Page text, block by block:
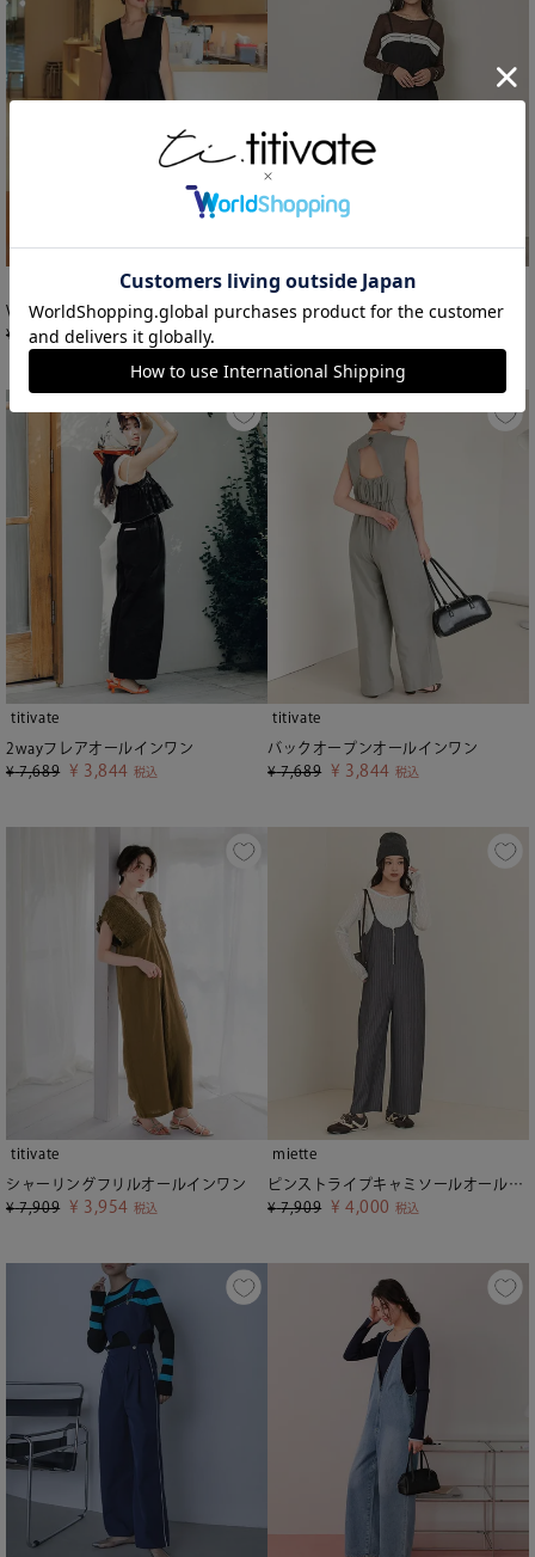
Vネックペプラムドッキングオールインワン
¥
6,919 ¥ 3,459 税込
miette
titivate
2wayフレアオールインワン
¥ 7,689 ¥ 3,844 税込
titivate
バックオープンオールインワン
¥ 7,689 ¥ 3,844 税込
titivate
シャーリングフリルオールインワン
¥ 7,909 ¥ 3,954 税込
miette
ピンストライプキャミソールオールインワン【miette ミエット】
¥ 7,909 ¥ 4,000 税込